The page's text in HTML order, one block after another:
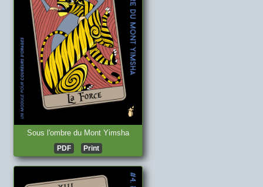
Sous l'ombre du Mont Yimsha
PDF Print